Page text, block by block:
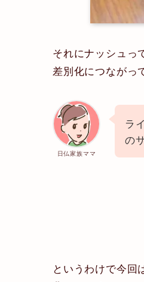
それにナッシュっ
差別化につながっ
日仏家族ママ
ラ
の
というわけで今回